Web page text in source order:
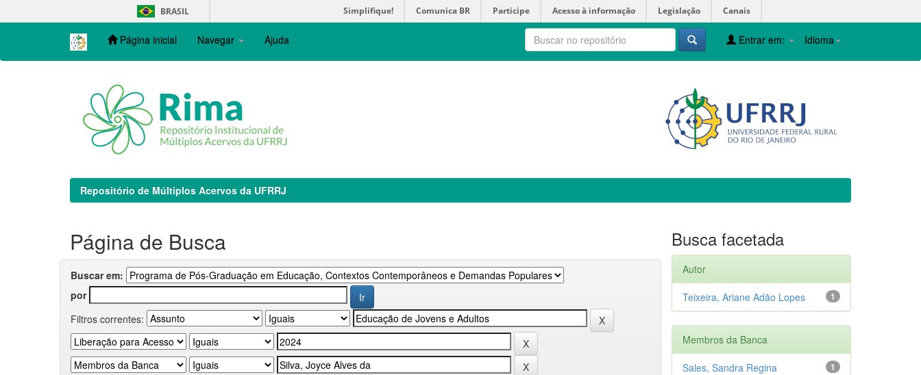
navigation
BRASIL Simplifique! Comunica BR Participe Acesso à informação Legislação Canais
Página inicial Navegar Ajuda Idioma
Entrar em:
Repositório de Múltiplos Acervos da UFRRJ
Página de Busca
Buscar em:
por
Filtros correntes:
Busca facetada
Autor
1
Teixeira, Ariane Adão Lopes
Membros da Banca
1
Sales, Sandra Regina